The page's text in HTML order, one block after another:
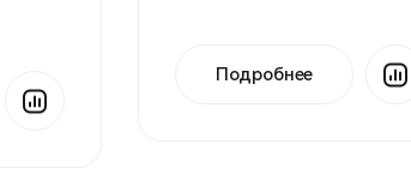
Подробнее